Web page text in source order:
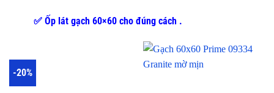
✅ Ốp lát gạch 60×60 cho đúng cách .
-20%